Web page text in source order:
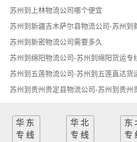
苏州到上林物流公司哪个便宜
苏州到新密物流公司需要多久
苏州到绵阳物流公司-苏州到绵阳货运专
苏州到五莲物流公司-苏州到五莲直达货
华东
专线
华北
专线
东
专